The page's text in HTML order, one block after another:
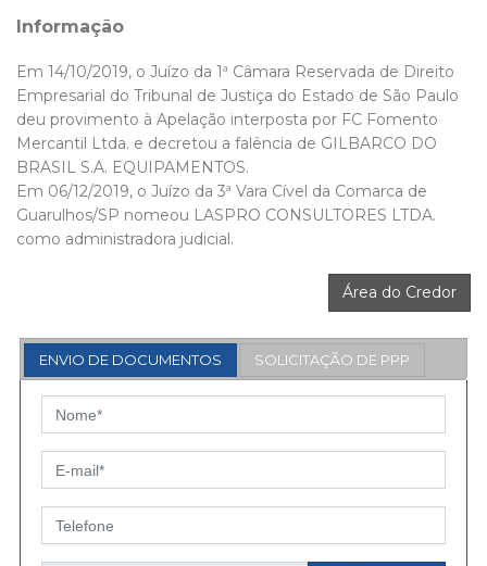
Informação
Em 14/10/2019, o Juízo da 1ª Câmara Reservada de Direito
Empresarial do Tribunal de Justiça do Estado de São Paulo
deu provimento à Apelação interposta por FC Fomento
Mercantil Ltda. e decretou a falência de GILBARCO DO
BRASIL S.A. EQUIPAMENTOS.
Em 06/12/2019, o Juízo da 3ª Vara Cível da Comarca de
Guarulhos/SP nomeou LASPRO CONSULTORES LTDA.
como administradora judicial.
Área do Credor
ENVIO DE DOCUMENTOS SOLICITAÇÃO DE PPP